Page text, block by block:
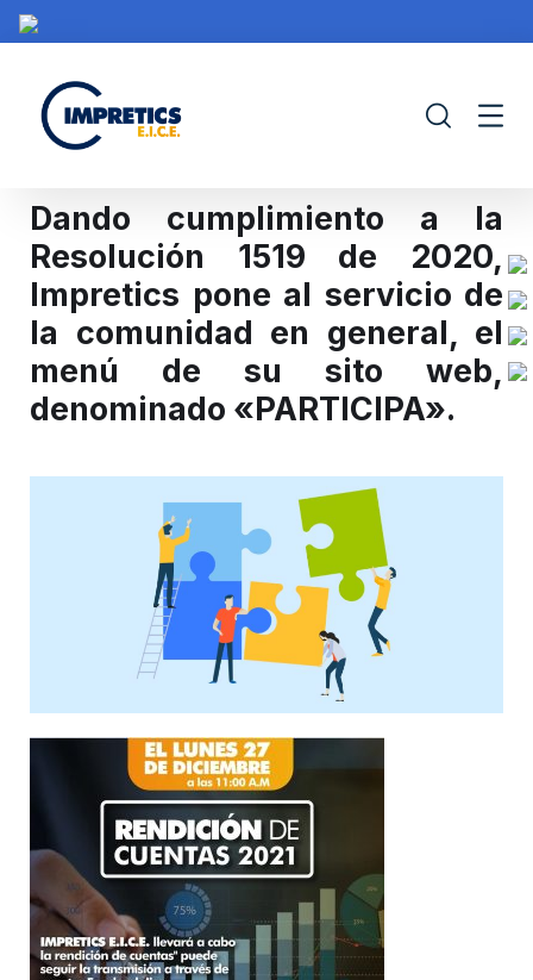
Dando cumplimiento a la
Resolución 1519 de 2020,
Impretics pone al servicio de
la comunidad en general, el
menú de su sito web,
denominado «PARTICIPA».
IMPRETICS PORTAFOLIO CONTRATACIÓN